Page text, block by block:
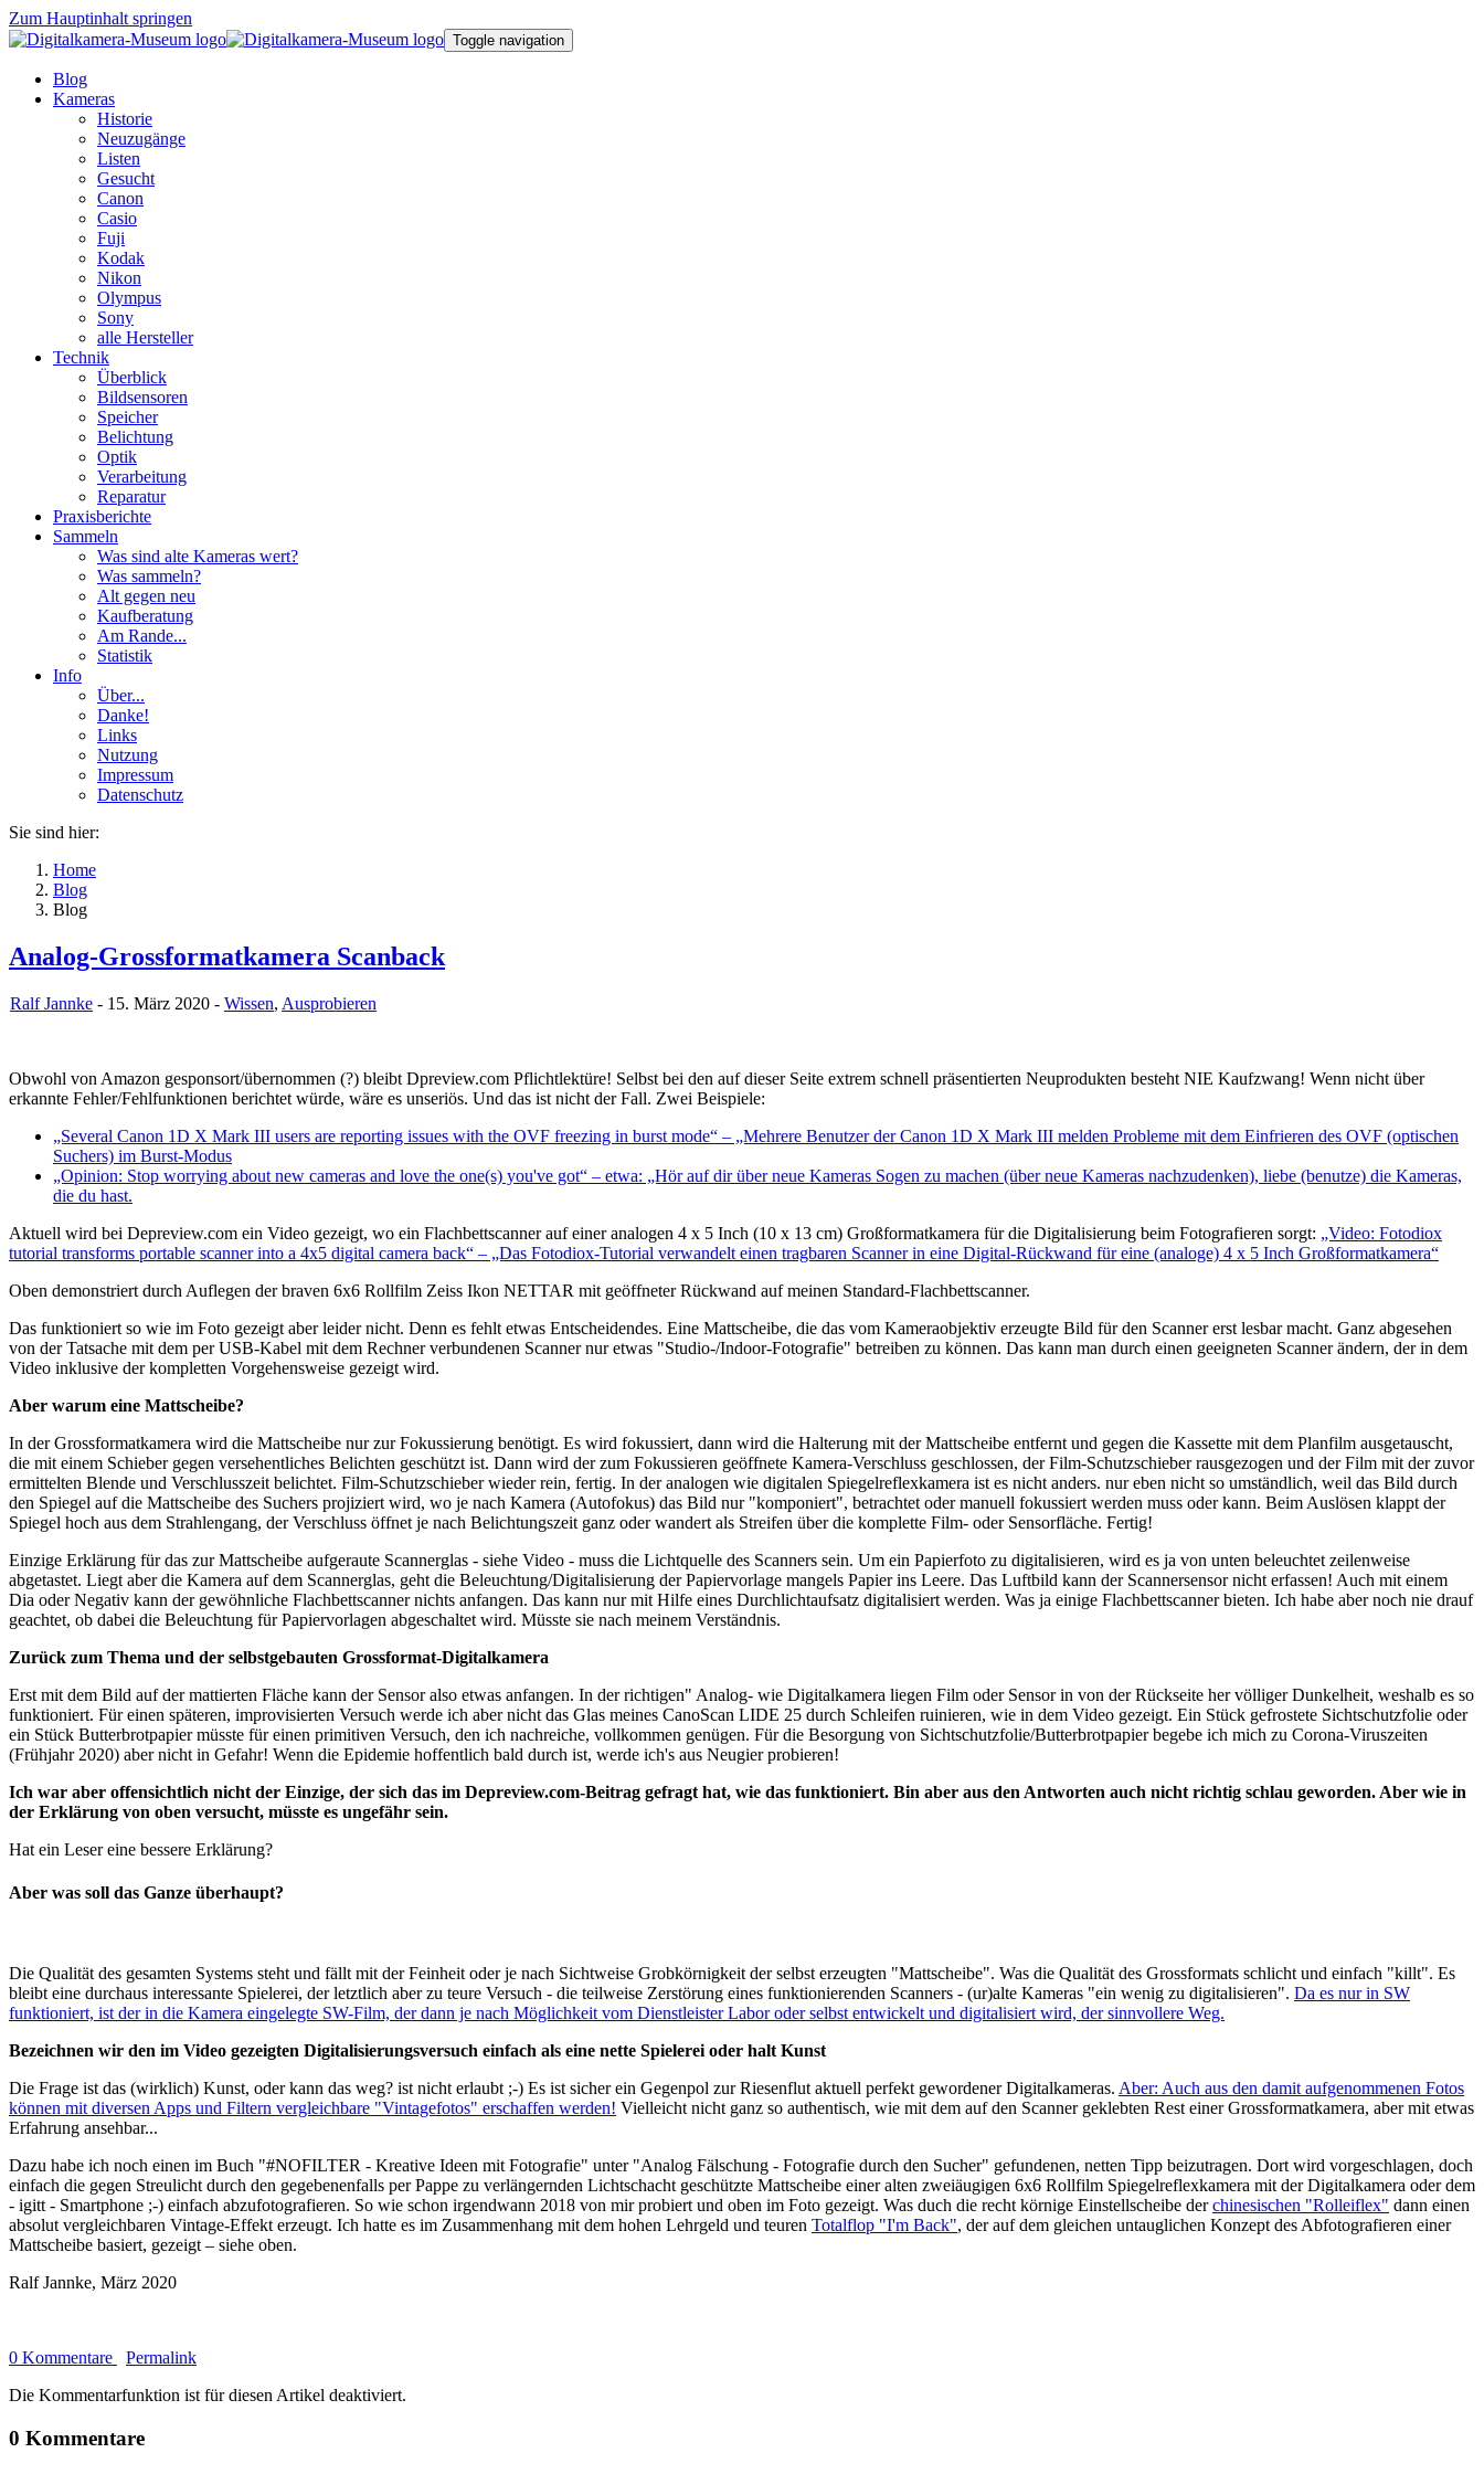
Zum Hauptinhalt springen
Toggle navigation
Blog
Kameras
Historie
Neuzugänge
Listen
Gesucht
Canon
Casio
Fuji
Kodak
Nikon
Olympus
Sony
alle Hersteller
Technik
Überblick
Bildsensoren
Speicher
Belichtung
Optik
Verarbeitung
Reparatur
Praxisberichte
Sammeln
Was sind alte Kameras wert?
Was sammeln?
Alt gegen neu
Kaufberatung
Am Rande...
Statistik
Info
Über...
Danke!
Links
Nutzung
Impressum
Datenschutz
Sie sind hier:
Home
Blog
Blog
Analog-Grossformatkamera Scanback
Ralf Jannke - 15. März 2020 - Wissen, Ausprobieren
Obwohl von Amazon gesponsort/übernommen (?) bleibt Dpreview.com Pflichtlektüre! Selbst bei den auf dieser Seite extrem schnell präsentierten Neuprodukten besteht NIE Kaufzwang! Wenn nicht über
erkannte Fehler/Fehlfunktionen berichtet würde, wäre es unseriös. Und das ist nicht der Fall. Zwei Beispiele:
„Several Canon 1D X Mark III users are reporting issues with the OVF freezing in burst mode“ – „Mehrere Benutzer der Canon 1D X Mark III melden Probleme mit dem Einfrieren des OVF (optischen
Suchers) im Burst-Modus
„Opinion: Stop worrying about new cameras and love the one(s) you've got“ – etwa: „Hör auf dir über neue Kameras Sogen zu machen (über neue Kameras nachzudenken), liebe (benutze) die Kameras,
die du hast.
Aktuell wird bei Depreview.com ein Video gezeigt, wo ein Flachbettscanner auf einer analogen 4 x 5 Inch (10 x 13 cm) Großformatkamera für die Digitalisierung beim Fotografieren sorgt: „Video: Fotodiox
tutorial transforms portable scanner into a 4x5 digital camera back“ – „Das Fotodiox-Tutorial verwandelt einen tragbaren Scanner in eine Digital-Rückwand für eine (analoge) 4 x 5 Inch Großformatkamera“
Oben demonstriert durch Auflegen der braven 6x6 Rollfilm Zeiss Ikon NETTAR mit geöffneter Rückwand auf meinen Standard-Flachbettscanner.
Das funktioniert so wie im Foto gezeigt aber leider nicht. Denn es fehlt etwas Entscheidendes. Eine Mattscheibe, die das vom Kameraobjektiv erzeugte Bild für den Scanner erst lesbar macht. Ganz abgesehen
von der Tatsache mit dem per USB-Kabel mit dem Rechner verbundenen Scanner nur etwas "Studio-/Indoor-Fotografie" betreiben zu können. Das kann man durch einen geeigneten Scanner ändern, der in dem
Video inklusive der kompletten Vorgehensweise gezeigt wird.
Aber warum eine Mattscheibe?
In der Grossformatkamera wird die Mattscheibe nur zur Fokussierung benötigt. Es wird fokussiert, dann wird die Halterung mit der Mattscheibe entfernt und gegen die Kassette mit dem Planfilm ausgetauscht,
die mit einem Schieber gegen versehentliches Belichten geschützt ist. Dann wird der zum Fokussieren geöffnete Kamera-Verschluss geschlossen, der Film-Schutzschieber rausgezogen und der Film mit der zuvor
ermittelten Blende und Verschlusszeit belichtet. Film-Schutzschieber wieder rein, fertig. In der analogen wie digitalen Spiegelreflexkamera ist es nicht anders. nur eben nicht so umständlich, weil das Bild durch
den Spiegel auf die Mattscheibe des Suchers projiziert wird, wo je nach Kamera (Autofokus) das Bild nur "komponiert", betrachtet oder manuell fokussiert werden muss oder kann. Beim Auslösen klappt der
Spiegel hoch aus dem Strahlengang, der Verschluss öffnet je nach Belichtungszeit ganz oder wandert als Streifen über die komplette Film- oder Sensorfläche. Fertig!
Einzige Erklärung für das zur Mattscheibe aufgeraute Scannerglas - siehe Video - muss die Lichtquelle des Scanners sein. Um ein Papierfoto zu digitalisieren, wird es ja von unten beleuchtet zeilenweise
abgetastet. Liegt aber die Kamera auf dem Scannerglas, geht die Beleuchtung/Digitalisierung der Papiervorlage mangels Papier ins Leere. Das Luftbild kann der Scannersensor nicht erfassen! Auch mit einem
Dia oder Negativ kann der gewöhnliche Flachbettscanner nichts anfangen. Das kann nur mit Hilfe eines Durchlichtaufsatz digitalisiert werden. Was ja einige Flachbettscanner bieten. Ich habe aber noch nie drauf
geachtet, ob dabei die Beleuchtung für Papiervorlagen abgeschaltet wird. Müsste sie nach meinem Verständnis.
Zurück zum Thema und der selbstgebauten Grossformat-Digitalkamera
Erst mit dem Bild auf der mattierten Fläche kann der Sensor also etwas anfangen. In der richtigen" Analog- wie Digitalkamera liegen Film oder Sensor in von der Rückseite her völliger Dunkelheit, weshalb es so
funktioniert. Für einen späteren, improvisierten Versuch werde ich aber nicht das Glas meines CanoScan LIDE 25 durch Schleifen ruinieren, wie in dem Video gezeigt. Ein Stück gefrostete Sichtschutzfolie oder
ein Stück Butterbrotpapier müsste für einen primitiven Versuch, den ich nachreiche, vollkommen genügen. Für die Besorgung von Sichtschutzfolie/Butterbrotpapier begebe ich mich zu Corona-Viruszeiten
(Frühjahr 2020) aber nicht in Gefahr! Wenn die Epidemie hoffentlich bald durch ist, werde ich's aus Neugier probieren!
Ich war aber offensichtlich nicht der Einzige, der sich das im Depreview.com-Beitrag gefragt hat, wie das funktioniert. Bin aber aus den Antworten auch nicht richtig schlau geworden. Aber wie in
der Erklärung von oben versucht, müsste es ungefähr sein.
Hat ein Leser eine bessere Erklärung?
Aber was soll das Ganze überhaupt?
Die Qualität des gesamten Systems steht und fällt mit der Feinheit oder je nach Sichtweise Grobkörnigkeit der selbst erzeugten "Mattscheibe". Was die Qualität des Grossformats schlicht und einfach "killt". Es
bleibt eine durchaus interessante Spielerei, der letztlich aber zu teure Versuch - die teilweise Zerstörung eines funktionierenden Scanners - (ur)alte Kameras "ein wenig zu digitalisieren". Da es nur in SW
funktioniert, ist der in die Kamera eingelegte SW-Film, der dann je nach Möglichkeit vom Dienstleister Labor oder selbst entwickelt und digitalisiert wird, der sinnvollere Weg.
Bezeichnen wir den im Video gezeigten Digitalisierungsversuch einfach als eine nette Spielerei oder halt Kunst
Die Frage ist das (wirklich) Kunst, oder kann das weg? ist nicht erlaubt ;-) Es ist sicher ein Gegenpol zur Riesenflut aktuell perfekt gewordener Digitalkameras. Aber: Auch aus den damit aufgenommenen Fotos
können mit diversen Apps und Filtern vergleichbare "Vintagefotos" erschaffen werden! Vielleicht nicht ganz so authentisch, wie mit dem auf den Scanner geklebten Rest einer Grossformatkamera, aber mit etwas
Erfahrung ansehbar...
Dazu habe ich noch einen im Buch "#NOFILTER - Kreative Ideen mit Fotografie" unter "Analog Fälschung - Fotografie durch den Sucher" gefundenen, netten Tipp beizutragen. Dort wird vorgeschlagen, doch
einfach die gegen Streulicht durch den gegebenenfalls per Pappe zu verlängernden Lichtschacht geschützte Mattscheibe einer alten zweiäugigen 6x6 Rollfilm Spiegelreflexkamera mit der Digitalkamera oder dem
- igitt - Smartphone ;-) einfach abzufotografieren. So wie schon irgendwann 2018 von mir probiert und oben im Foto gezeigt. Was duch die recht körnige Einstellscheibe derchinesischen "Rolleiflex" dann einen
absolut vergleichbaren Vintage-Effekt erzeugt. Ich hatte es im Zusammenhang mit dem hohen Lehrgeld und teuren Totalflop "I'm Back", der auf dem gleichen untauglichen Konzept des Abfotografieren einer
Mattscheibe basiert, gezeigt – siehe oben.
Ralf Jannke, März 2020
0 Kommentare
Permalink
Die Kommentarfunktion ist für diesen Artikel deaktiviert.
0 Kommentare